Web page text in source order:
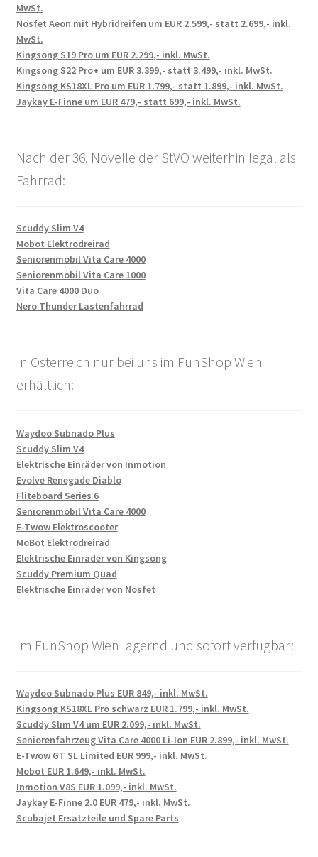
MwSt.
Nosfet Aeon mit Hybridreifen um EUR 2.599,- statt 2.699,- inkl.
MwSt.
Kingsong S19 Pro um EUR 2.299,- inkl. MwSt.
Kingsong S22 Pro+ um EUR 3.399,- statt 3.499,- inkl. MwSt.
Kingsong KS18XL Pro um EUR 1.799,- statt 1.899,- inkl. MwSt.
Jaykay E-Finne um EUR 479,- statt 699,- inkl. MwSt.
Nach der 36. Novelle der StVO weiterhin legal als
Fahrrad:
Scuddy Slim V4
Mobot Elektrodreirad
Seniorenmobil Vita Care 4000
Seniorenmobil Vita Care 1000
Vita Care 4000 Duo
Nero Thunder Lastenfahrrad
In Österreich nur bei uns im FunShop Wien
erhältlich:
Waydoo Subnado Plus
Scuddy Slim V4
Elektrische Einräder von Inmotion
Evolve Renegade Diablo
Fliteboard Series 6
Seniorenmobil Vita Care 4000
E-Twow Elektroscooter
MoBot Elektrodreirad
Elektrische Einräder von Kingsong
Scuddy Premium Quad
Elektrische Einräder von Nosfet
Im FunShop Wien lagernd und sofort verfügbar:
Waydoo Subnado Plus EUR 849,- inkl. MwSt.
Kingsong KS18XL Pro schwarz EUR 1.799,- inkl. MwSt.
Scuddy Slim V4 um EUR 2.099,- inkl. MwSt.
Seniorenfahrzeug Vita Care 4000 Li-Ion EUR 2.899,- inkl. MwSt.
E-Twow GT SL Limited EUR 999,- inkl. MwSt.
Mobot EUR 1.649,- inkl. MwSt.
Inmotion V8S EUR 1.099,- inkl. MwSt.
Jaykay E-Finne 2.0 EUR 479,- inkl. MwSt.
Scubajet Ersatzteile und Spare Parts